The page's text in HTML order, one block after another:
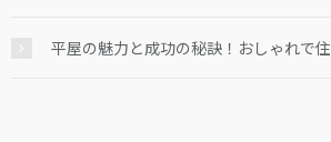
平屋の魅力と成功の秘訣！おしゃれで